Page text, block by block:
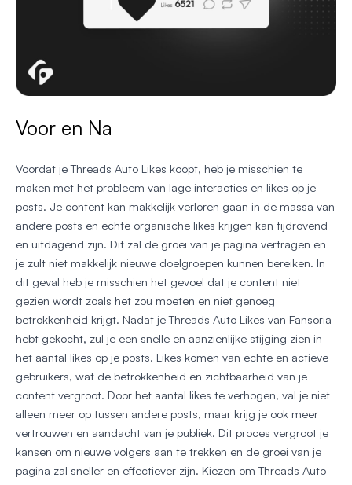
Voor en Na
Voordat je Threads Auto Likes koopt, heb je misschien te
maken met het probleem van lage interacties en likes op je
posts. Je content kan makkelijk verloren gaan in de massa van
andere posts en echte organische likes krijgen kan tijdrovend
en uitdagend zijn. Dit zal de groei van je pagina vertragen en
je zult niet makkelijk nieuwe doelgroepen kunnen bereiken. In
dit geval heb je misschien het gevoel dat je content niet
gezien wordt zoals het zou moeten en niet genoeg
betrokkenheid krijgt. Nadat je Threads Auto Likes van Fansoria
hebt gekocht, zul je een snelle en aanzienlijke stijging zien in
het aantal likes op je posts. Likes komen van echte en actieve
gebruikers, wat de betrokkenheid en zichtbaarheid van je
content vergroot. Door het aantal likes te verhogen, val je niet
alleen meer op tussen andere posts, maar krijg je ook meer
vertrouwen en aandacht van je publiek. Dit proces vergroot je
kansen om nieuwe volgers aan te trekken en de groei van je
pagina zal sneller en effectiever zijn. Kiezen om Threads Auto